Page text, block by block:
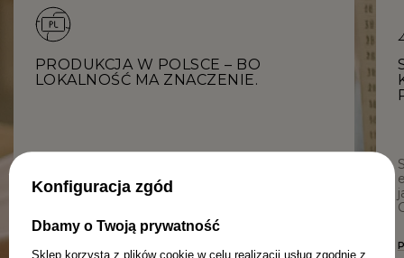
PRODUKCJA W POLSCE – BO
LOKALNOŚĆ MA ZNACZENIE.
tkanin, przez dopracowane fasony, aż po
lokalną produkcję. Tworzymy z troską o Ciebie i
Konfiguracja zgód
Dbamy o Twoją prywatność
Sklep korzysta z plików cookie w celu realizacji usług zgodnie z